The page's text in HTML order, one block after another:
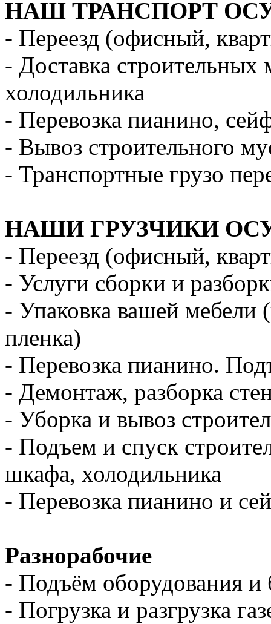
НАШ ТРАНСПОРТ
- Переезд (офисный,
- Доставка
холодильника
- Перевозка пианино,
- Вывоз строительного
- Транспортные грузо
НАШИ ГРУЗЧИКИ
- Переезд (офисный,
- Услуги сборки и
- Упаковка вашей мебели
пленка)
- Перевозка пианино.
- Демонтаж, разборка
- Уборка и вывоз
- Подъем и спуск
шкафа, холодильника
- Перевозка пианино и
Разнорабочие
- Подъём оборудования и
- Погрузка и разгрузка